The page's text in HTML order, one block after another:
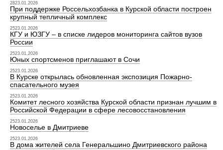
2823.01.2026
При поддержке Россельхозбанка в Курской области построен
крупный тепличный комплекс
2523.01.2026
КГУ и ЮЗГУ – в списке лидеров мониторинга сайтов вузов
России
2523.01.2026
Юных спортсменов приглашают в Сочи
2523.01.2026
В Курске открылась обновленная экспозиция Пожарно-
спасательного музея
2523.01.2026
Комитет лесного хозяйства Курской области признан лучшим в
Российской Федерации в сфере лесовосстановления
2523.01.2026
Новоселье в Дмитриеве
2523.01.2026
В дома жителей села Генеральшино Дмитриевского района